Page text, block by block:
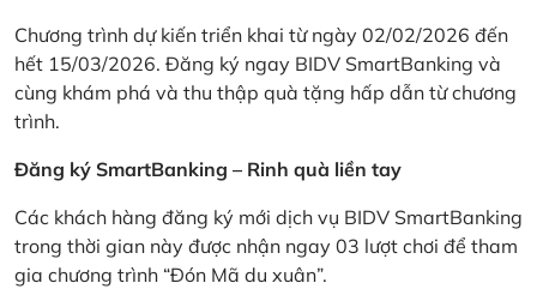
Chương trình dự kiến triển khai từ ngày 02/02/2026 đến
hết 15/03/2026. Đăng ký ngay BIDV SmartBanking và
cùng khám phá và thu thập quà tặng hấp dẫn từ chương
trình.
Đăng ký SmartBanking – Rinh quà liền tay
Các khách hàng đăng ký mới dịch vụ BIDV SmartBanking
trong thời gian này được nhận ngay 03 lượt chơi để tham
gia chương trình “Đón Mã du xuân”.